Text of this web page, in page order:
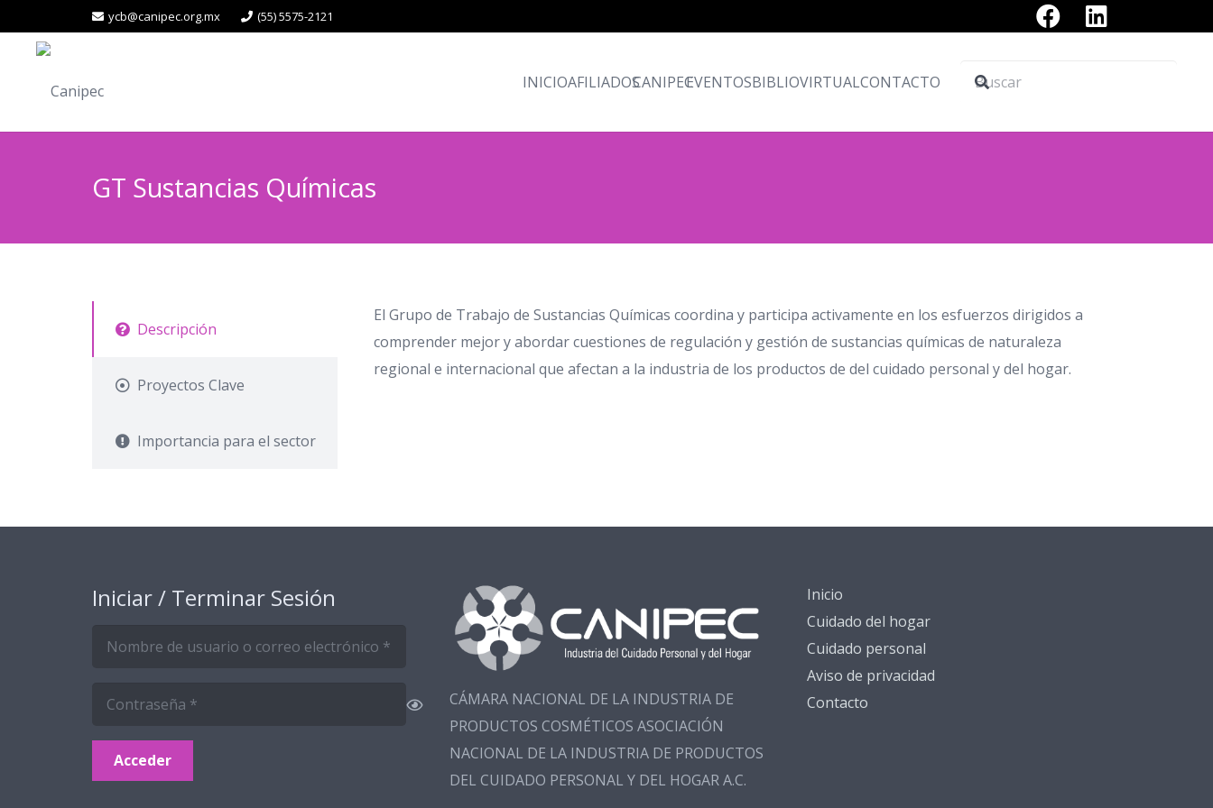
ycb@canipec.org.mx (55) 5575-2121
INICIOAFILIADOSCANIPECEVENTOSBIBLIOVIRTUALCONTACTO
GT Sustancias Químicas
Descripción
Proyectos Clave
Importancia para el sector
El Grupo de Trabajo de Sustancias Químicas coordina y participa activamente en los esfuerzos dirigidos a
comprender mejor y abordar cuestiones de regulación y gestión de sustancias químicas de naturaleza
regional e internacional que afectan a la industria de los productos de del cuidado personal y del hogar.
Iniciar / Terminar Sesión
Acceder
CÁMARA NACIONAL DE LA INDUSTRIA DE
PRODUCTOS COSMÉTICOS ASOCIACIÓN
NACIONAL DE LA INDUSTRIA DE PRODUCTOS
DEL CUIDADO PERSONAL Y DEL HOGAR A.C.
Inicio
Cuidado del hogar
Cuidado personal
Aviso de privacidad
Contacto